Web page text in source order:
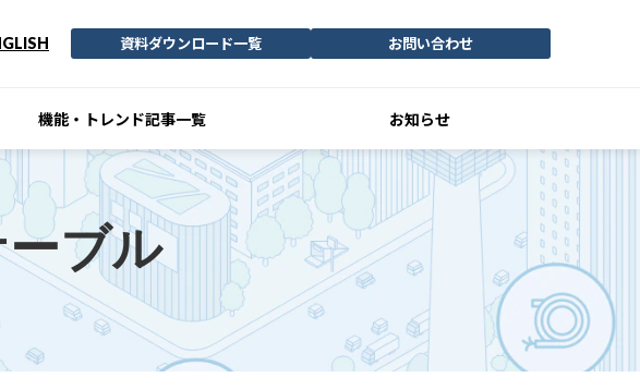
資料ダウンロード一覧 お問い合わせ
機能・トレンド記事一覧 お知らせ
ブル